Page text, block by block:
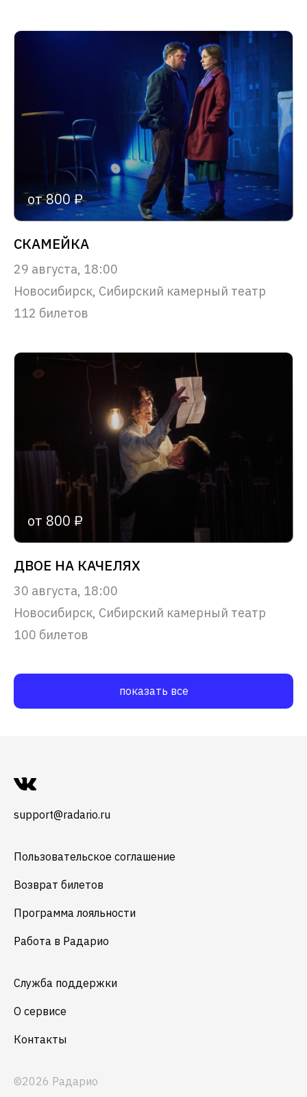
от 800 ₽
СКАМЕЙКА
29 августа, 18:00
Новосибирск, Сибирский камерный театр
112 билетов
от 800 ₽
ДВОЕ НА КАЧЕЛЯХ
30 августа, 18:00
Новосибирск, Сибирский камерный театр
100 билетов
показать все
support@radario.ru
Пользовательское соглашение
Возврат билетов
Программа лояльности
Работа в Радарио
Служба поддержки
О сервисе
Контакты
©2026 Радарио